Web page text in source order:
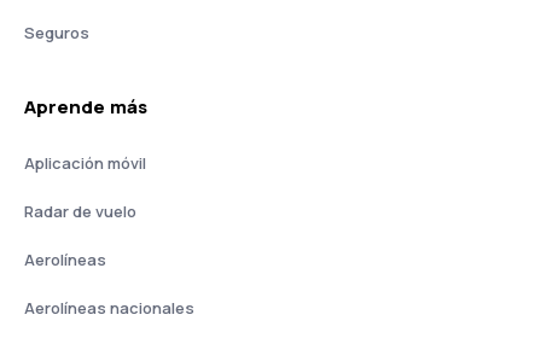
Seguros
Aprende más
Aplicación móvil
Radar de vuelo
Aerolíneas
Aerolíneas nacionales